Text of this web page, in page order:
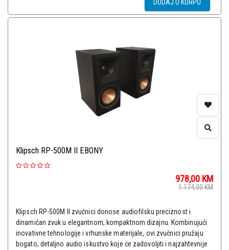
DODAJ U KORPU
Klipsch RP-500M II EBONY
978,00 KM
1.174,00KM
Klipsch RP-500M II zvučnici donose audiofilsku preciznost i
dinamičan zvuk u elegantnom, kompaktnom dizajnu. Kombinujući
inovativne tehnologije i vrhunske materijale, ovi zvučnici pružaju
bogato, detaljno audio iskustvo koje će zadovoljiti i najzahtevnije